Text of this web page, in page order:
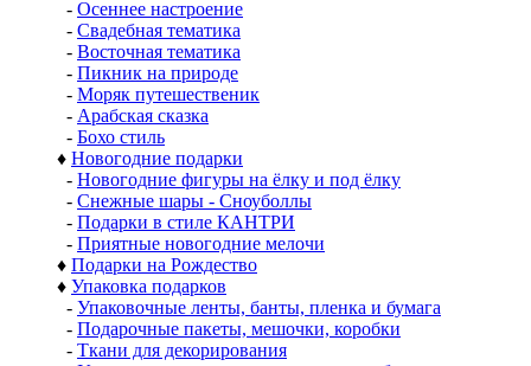
- Осеннее настроение
- Свадебная тематика
- Восточная тематика
- Пикник на природе
- Моряк путешественик
- Арабская сказка
- Бохо стиль
♦ Новогодние подарки
- Новогодние фигуры на ёлку и под ёлку
- Снежные шары - Сноуболлы
- Подарки в стиле КАНТРИ
- Приятные новогодние мелочи
♦ Подарки на Рождество
♦ Упаковка подарков
- Упаковочные ленты, банты, пленка и бумага
- Подарочные пакеты, мешочки, коробки
- Ткани для декорирования